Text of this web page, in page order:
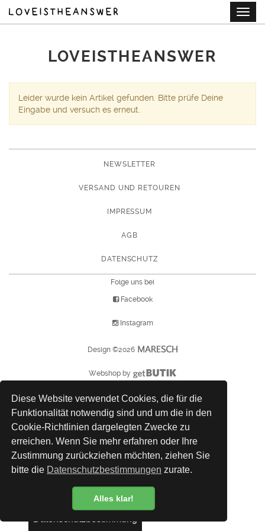
Diese Website verwendet Cookies, die für die
Funktionalität notwendig sind und um die in den
Cookie-Richtlinien dargelegten Zwecke zu
erreichen. Wenn Sie mehr erfahren oder Ihre
Zustimmung zurückziehen möchten, ziehen Sie
bitte die Datenschutzbestimmungen zurate.
Alles klar!
LOVEISTHEANSWER
Leider wurde kein Artikel gefunden. Bitte prüfe Deine
Eingabe und versuch es erneut.
NEWSLETTER
VERSAND UND RETOUREN
IMPRESSUM
AGB
DATENSCHUTZ
Folge uns bei
Facebook
Instagram
Design ©2026
Webshop by